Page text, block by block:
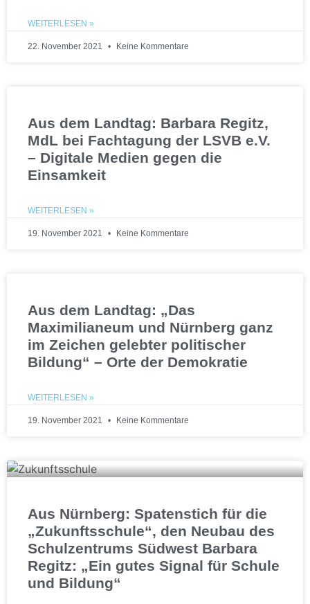
WEITERLESEN »
22. November 2021 Keine Kommentare
Aus dem Landtag: Barbara Regitz,
MdL bei Fachtagung der LSVB e.V.
– Digitale Medien gegen die
Einsamkeit
WEITERLESEN »
19. November 2021 Keine Kommentare
Aus dem Landtag: „Das
Maximilianeum und Nürnberg ganz
im Zeichen gelebter politischer
Bildung“ – Orte der Demokratie
WEITERLESEN »
19. November 2021 Keine Kommentare
Aus Nürnberg: Spatenstich für die
„Zukunftsschule“, den Neubau des
Schulzentrums Südwest Barbara
Regitz: „Ein gutes Signal für Schule
und Bildung“